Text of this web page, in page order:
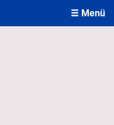
Menü